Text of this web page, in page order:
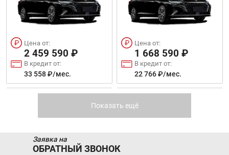
SKODA KAROQ
Цена от:
2 380 590 ₽
32 480 ₽/мес.
JAC IEV7S
Цена от:
2 463 590 ₽
В кредит от:
33 613 ₽/мес.
VOLKSWAGEN TAOS
Цена от:
2 459 590 ₽
В кредит от:
33 558 ₽/мес.
Цена от:
1 668 590 ₽
В кредит от:
22 766 ₽/мес.
DONGFENG FUKANG CHANGAN EADO PLUS
Показать ещё
Заявка на
ОБРАТНЫЙ ЗВОНОК